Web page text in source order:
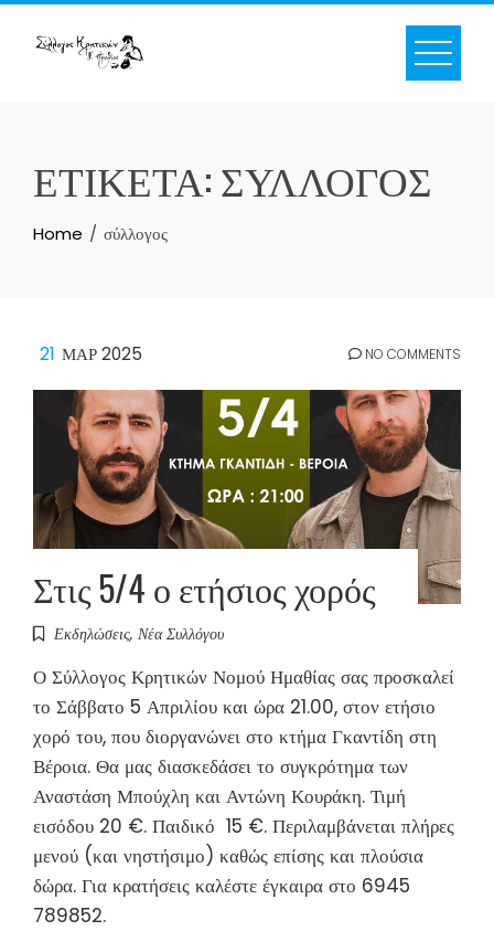
Skip
ΕΤΙΚΈΤΑ:ΣΎΛΛΟΓΟΣ
Home σύλλογος
21 ΜΑΡ 2025 NO COMMENTS
Στις 5/4 ο ετήσιος χορός
Εκδηλώσεις, Νέα Συλλόγου
Ο Σύλλογος Κρητικών Νομού Ημαθίας σας προσκαλεί
το Σάββατο 5 Απριλίου και ώρα 21.00, στον ετήσιο
χορό του, που διοργανώνει στο κτήμα Γκαντίδη στη
Βέροια. Θα μας διασκεδάσει το συγκρότημα των
Αναστάση Μπούχλη και Αντώνη Κουράκη. Τιμή
εισόδου 20 €. Παιδικό 15 €. Περιλαμβάνεται πλήρες
μενού (και νηστήσιμο) καθώς επίσης και πλούσια
δώρα. Για κρατήσεις καλέστε έγκαιρα στο 6945
789852.